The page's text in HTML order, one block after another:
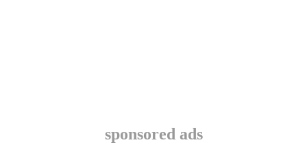
sponsored ads